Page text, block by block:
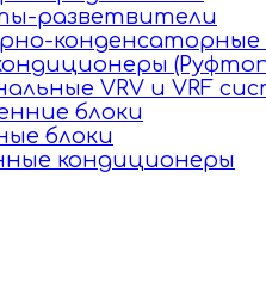
разветвители
конденсаторные
VRV и VRF
блоки
блоки
кондиционеры